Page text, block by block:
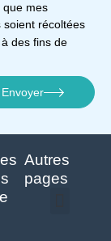
que mes
soient récoltées
des fins de
Envoyer
Autres
pages